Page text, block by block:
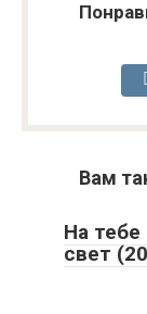
Вам
На